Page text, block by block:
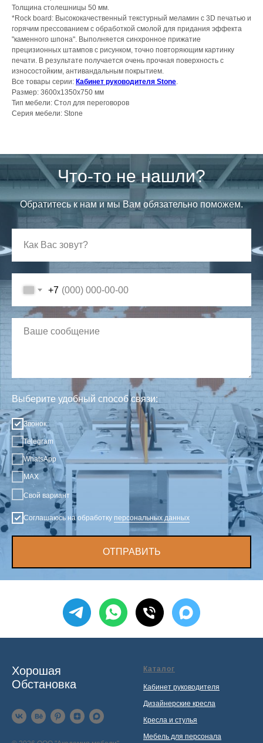
Толщина столешницы 50 мм.
*Rock board: Высококачественный текстурный меламин с 3D печатью и
горячим прессованием с обработкой смолой для придания эффекта
"каменного шпона". Выполняется синхронное прижатие
прецизионных штампов с рисунком, точно повторяющим картинку
печати. В результате получается очень прочная поверхность с
износостойким, антивандальным покрытием.
Все товары серии: Кабинет руководителя Stone.
Размер: 3600х1350х750 мм
Тип мебели: Стол для переговоров
Серия мебели: Stone
Что-то не нашли?
Обратитесь к нам и мы Вам обязательно поможем.
+7
Выберите удобный способ связи:
Звонок
Telegram
WhatsApp
MAX
Свой вариант
Соглашаюсь на обработку персональных данных
ОТПРАВИТЬ
Хорошая
Обстановка
Каталог
Кабинет руководителя
Дизайнерские кресла
Кресла и стулья
Мебель для персонала